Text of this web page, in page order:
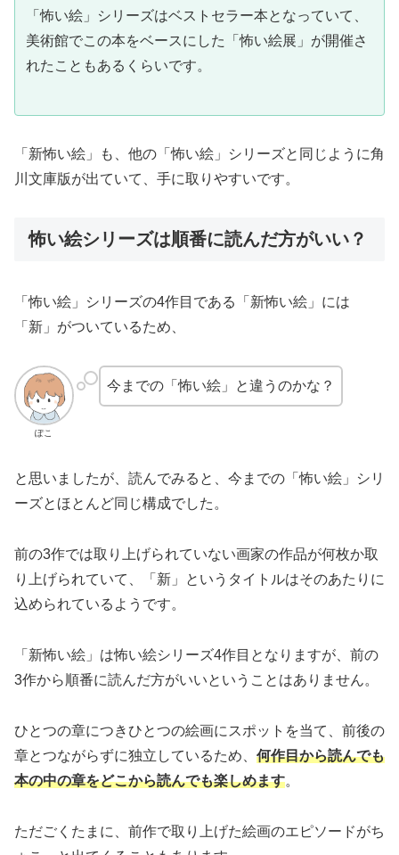
「怖い絵」シリーズはベストセラー本となっていて、
美術館でこの本をベースにした「怖い絵展」が開催さ
れたこともあるくらいです。
「新怖い絵」も、他の「怖い絵」シリーズと同じように角
川文庫版が出ていて、手に取りやすいです。
怖い絵シリーズは順番に読んだ方がいい？
「怖い絵」シリーズの4作目である「新怖い絵」には
「新」がついているため、
ぽこ
今までの「怖い絵」と違うのかな？
と思いましたが、読んでみると、今までの「怖い絵」シリ
ーズとほとんど同じ構成でした。
前の3作では取り上げられていない画家の作品が何枚か取
り上げられていて、「新」というタイトルはそのあたりに
込められているようです。
「新怖い絵」は怖い絵シリーズ4作目となりますが、前の
3作から順番に読んだ方がいいということはありません。
ひとつの章につきひとつの絵画にスポットを当て、前後の
章とつながらずに独立しているため、 何作目から読んでも
本の中の章をどこから読んでも楽しめます。
ただごくたまに、前作で取り上げた絵画のエピソードがち